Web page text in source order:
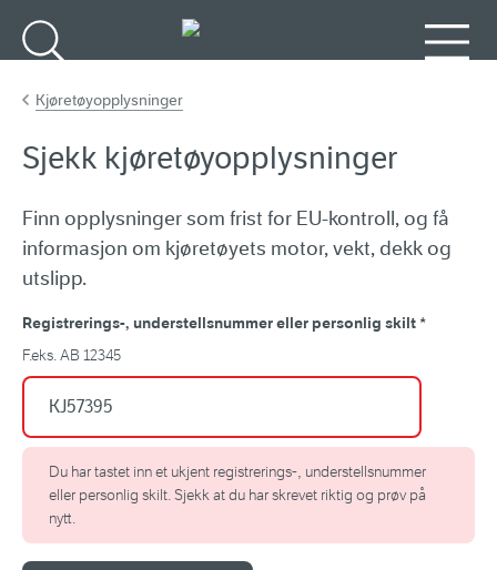
Kjøretøyopplysninger
Sjekk kjøretøyopplysninger
Finn opplysninger som frist for EU-kontroll, og få
informasjon om kjøretøyets motor, vekt, dekk og
utslipp.
Registrerings-, understellsnummer eller personlig skilt *
F.eks. AB 12345
Du har tastet inn et ukjent registrerings-, understellsnummer
eller personlig skilt. Sjekk at du har skrevet riktig og prøv på
nytt.